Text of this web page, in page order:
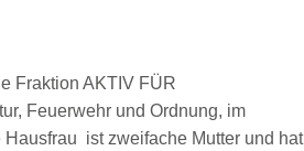
Fraktion AKTIV FÜR
Feuerwehr und Ordnung, im
ist zweifache Mutter und hat